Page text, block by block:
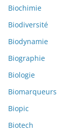
Biochimie
Biodiversité
Biodynamie
Biographie
Biologie
Biomarqueurs
Biopic
Biotech